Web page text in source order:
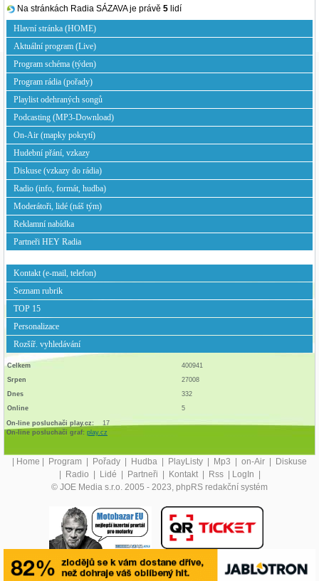
Na stránkách Radia SÁZAVA je právě 5 lidí
Hlavní stránka (HOME)
Aktuální program (Live)
Program schéma (týden)
Program rádia (pořady)
Playlist odehraných songů
Podcasting (MP3-Download)
On-Air (mapky pokrytí)
Hudební přání, vzkazy
Diskuse (vzkazy do rádia)
Radio (info, formát, hudba)
Moderátoři, lidé (náš tým)
Reklamní nabídka
Partneři HEY Radia
Kontakt (e-mail, telefon)
Seznam rubrik
TOP 15
Personalizace
Rozšíř. vyhledávání
Celkem
400941
Srpen
27008
Dnes
332
Online
5
On-line posluchači play.cz:
17
On-line posluchači graf: play.cz
| Home | Program | Pořady | Hudba | PlayListy | Mp3 | on-Air | Diskuse
| Radio | Lidé | Partneři | Kontakt | Rss | LogIn |
© JOE Media s.r.o. 2005 - 2023, phpRS redakční systém